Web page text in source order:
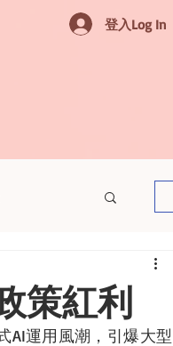
登入Log In
策紅利
AI運用風潮，引爆大型